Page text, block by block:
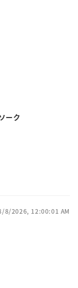
ーク
8/2026, 12:00:01 AM